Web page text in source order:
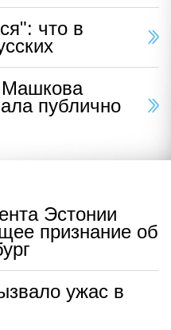
что в
публично
Эстонии
признание об
ужас в